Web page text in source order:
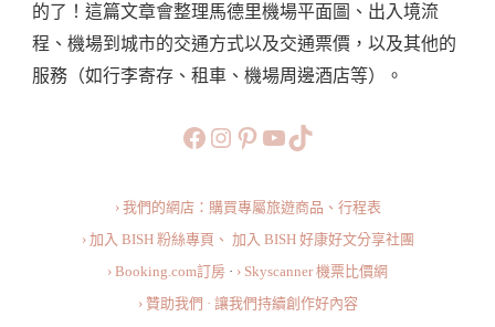
機
場
設
與
面
圖、
如
何
的了！這篇文章會整理馬德里機場平面圖、出入境流
程、機場到城市的交通方式以及交通票價，以及其他的
服務（如行李寄存、租車、機場周邊酒店等）。
https://www.facebook.com/
https://
https://
旅行美食小短片TikTok
› 我們的網店：購買專屬旅遊商品、行程表
› 加入 BISH 粉絲專頁、 加入 BISH 好康好文分享社團
› Booking.com訂房 · › Skyscanner 機票比價網
› 贊助我們 · 讓我們持續創作好內容